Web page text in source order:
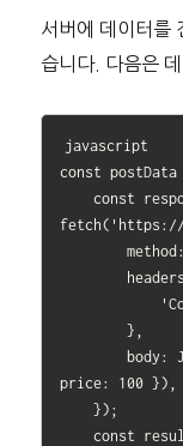
서버에 데이터를
습니다. 다음은
javascript
const
    const response = await
fetch('https://
        method: 'POST',
        },
price: 100 }),
    });
    const result = await response.json();